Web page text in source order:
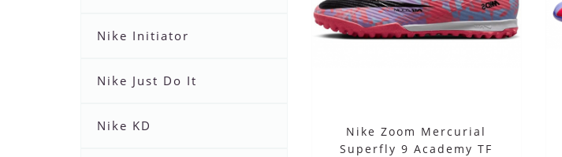
Nike Initiator
Nike Just Do It
Nike KD
Nike Zoom Mercurial
Superfly 9 Academy TF